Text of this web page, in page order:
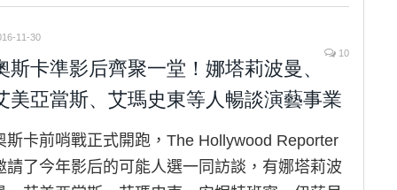
11-30
10
斯卡準影后齊聚一堂！娜塔莉波曼、
美亞當斯、艾瑪史東等人暢談演藝事業
斯卡前哨戰正式開跑，The Hollywood Reporter
請了今年影后的可能人選一同訪談，有娜塔莉波